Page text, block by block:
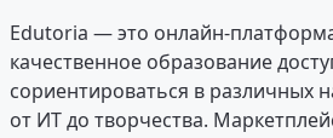
Edutoria — это онлайн-
качественное образование
сориентироваться в различных
от ИТ до творчества.